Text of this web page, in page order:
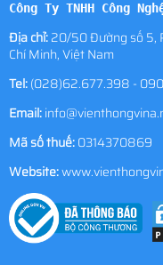
Công Ty TNHH Công
Địa chỉ:20/50 Đường số 5,
Chí Minh, Việt Nam
Tel:(028)62.677.398 -
Email:
Mã số thuế:0314370869
Website: